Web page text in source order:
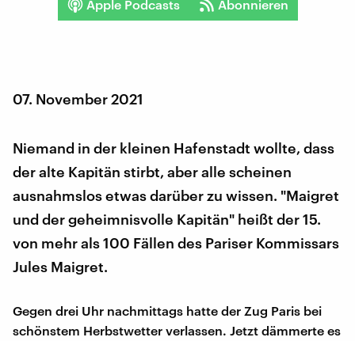
Apple Podcasts Abonnieren
07. November 2021
Niemand in der kleinen Hafenstadt wollte, dass
der alte Kapitän stirbt, aber alle scheinen
ausnahmslos etwas darüber zu wissen. "Maigret
und der geheimnisvolle Kapitän" heißt der 15.
von mehr als 100 Fällen des Pariser Kommissars
Jules Maigret.
Gegen drei Uhr nachmittags hatte der Zug Paris bei
schönstem Herbstwetter verlassen. Jetzt dämmerte es